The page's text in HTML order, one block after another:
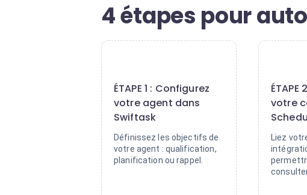
4 étapes pour
ÉTAPE 1 : Configurez
votre agent dans
Swiftask
Définissez les objectifs de
votre agent : qualification,
planification ou rappel.
votre
Liez